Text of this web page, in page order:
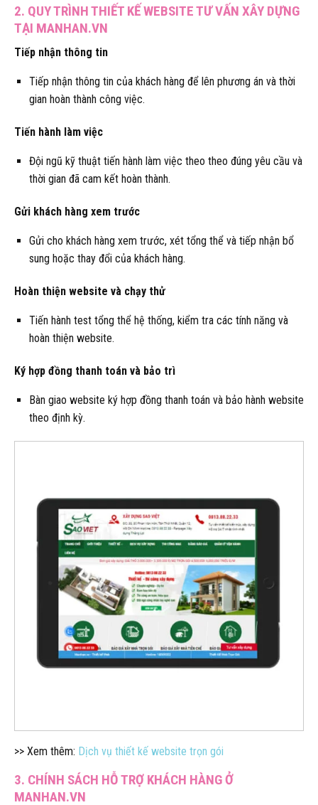
2. QUY TRÌNH THIẾT KẾ WEBSITE TƯ VẤN XÂY DỰNG
TẠI MANHAN.VN
Tiếp nhận thông tin
Tiếp nhận thông tin của khách hàng để lên phương án và thời
gian hoàn thành công việc.
Tiến hành làm việc
Đội ngũ kỹ thuật tiến hành làm việc theo theo đúng yêu cầu và
thời gian đã cam kết hoàn thành.
Gửi khách hàng xem trước
Gửi cho khách hàng xem trước, xét tổng thể và tiếp nhận bổ
sung hoặc thay đổi của khách hàng.
Hoàn thiện website và chạy thử
Tiến hành test tổng thể hệ thống, kiểm tra các tính năng và
hoàn thiện website.
Ký hợp đồng thanh toán và bảo trì
Bàn giao website ký hợp đồng thanh toán và bảo hành website
theo định kỳ.
>> Xem thêm: Dịch vụ thiết kế website trọn gói
3. CHÍNH SÁCH HỖ TRỢ KHÁCH HÀNG Ở
MANHAN.VN